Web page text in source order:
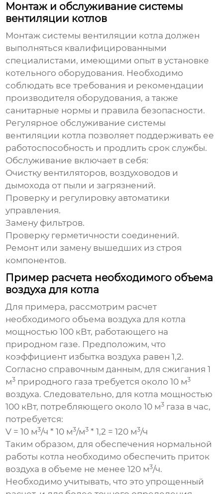
Монтаж и обслуживание системы
вентиляции котлов
Монтаж системы вентиляции котла должен
выполняться квалифицированными
специалистами, имеющими опыт в установке
котельного оборудования. Необходимо
соблюдать все требования и рекомендации
производителя оборудования, а также
санитарные нормы и правила безопасности.
Регулярное обслуживание системы
вентиляции котла позволяет поддерживать ее
работоспособность и продлить срок службы.
Обслуживание включает в себя:
Очистку вентиляторов, воздуховодов и
дымохода от пыли и загрязнений.
Проверку и регулировку автоматики
управления.
Замену фильтров.
Проверку герметичности соединений.
Ремонт или замену вышедших из строя
компонентов.
Пример расчета необходимого объема
воздуха для котла
Для примера, рассмотрим расчет
необходимого объема воздуха для котла
мощностью 100 кВт, работающего на
природном газе. Предположим, что
коэффициент избытка воздуха равен 1,2.
Согласно справочным данным, для сжигания 1
м3 природного газа требуется около 10 м3
воздуха. Следовательно, для котла мощностью
100 кВт, потребляющего около 10 м3 газа в час,
потребуется:
V = 10 м3/ч * 10 м3/м3 * 1,2 = 120 м3/ч
Таким образом, для обеспечения нормальной
работы котла необходимо обеспечить приток
воздуха в объеме не менее 120 м3/ч.
Необходимо учитывать, что это упрощенный